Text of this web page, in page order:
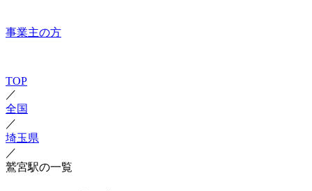
事業主の方
TOP
／
全国
／
埼玉県
／
鷲宮駅の一覧